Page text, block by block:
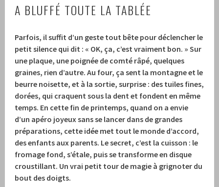
A BLUFFÉ TOUTE LA TABLÉE
Parfois, il suffit d’un geste tout bête pour déclencher le
petit silence qui dit : « OK, ça, c’est vraiment bon. » Sur
une plaque, une poignée de comté râpé, quelques
graines, rien d’autre. Au four, ça sent la montagne et le
beurre noisette, et à la sortie, surprise : des tuiles fines,
dorées, qui craquent sous la dent et fondent en même
temps. En cette fin de printemps, quand on a envie
d’un apéro joyeux sans se lancer dans de grandes
préparations, cette idée met tout le monde d’accord,
des enfants aux parents. Le secret, c’est la cuisson : le
fromage fond, s’étale, puis se transforme en disque
croustillant. Un vrai petit tour de magie à grignoter du
bout des doigts.